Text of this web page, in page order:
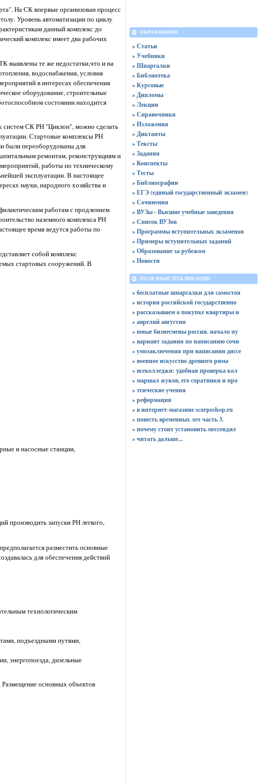
На СК впервые организован процесс
Уровень автоматизации по циклу
данный комплекс до
комплекс имеет два рабочих
выявлены те же недостатки,что и на
водоснабжения, условия
в интересах обеспечения
оборудование, строительные
состоянии находится
систем СК РН "Циклон", можно сделать
Стартовые комплексы РН
были переоборудованы для
ремонтам, реконструкциям и
работы по техническому
эксплуатации. В настоящее
науки, народного хозяйства и
работам с продлением
наземного комплекса РН
время ведутся работы по
собой комплекс
стартовых сооружений. В
и насосные станции,
производить запуски РН легкого,
разместить основные
для обеспечения действий
технологическим
подъездными путями,
энергопоезда, дизельные
основных объектов
ОБРАЗОВАНИЕ
» Статьи
» Учебники
» Шпаргалки
» Библиотека
» Курсовые
» Дипломы
» Лекции
» Справочники
» Изложения
» Диктанты
» Тексты
» Задания
» Конспекты
» Тесты
» Библиографии
» ЕГЭ (единый государственный экзамен)
» Сочинения
» ВУЗы - Высшие учебные заведения
» Список ВУЗов
» Программы вступительных экзаменов
» Примеры вступительных заданий
» Образование за рубежом
» Новости
ПОЛЕЗНЫЕ ПУБЛИКАЦИИ
» бесплатные шпаргалки для самостоя
» история российской государственно
» рассказываем о покупке квартиры н
» аврелий августин
» юные бизнесмены россии. начало пу
» вариант задания по написанию сочи
» умозаключения при написании диссе
» военное искусство древнего рима
» всеколледжи: удобная проверка кол
» маршал жуков, его соратники и про
» этические учения
» реформация
» в интернет-магазине scarpeshop.ru
» повесть временных лет часть 3.
» почему стоит установить мессендже
»читать дальше...